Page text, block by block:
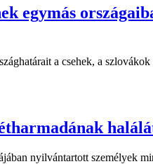
egymás
a csehek, a
nyilvántartott személyek